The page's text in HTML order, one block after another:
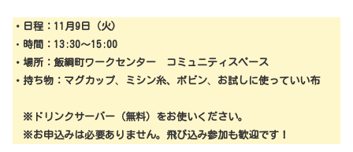
・日程：11月9日（火)
・ 時間：13:30～15:00
・場所：飯綱町ワークセンター コミュニティスペース
・持ち物：マグカップ、 ミシン糸、ボビン、 お試しに使っていい布
※ドリンクサーバー（無料）をお使いください。
※お申込みは必要ありません。飛び込み参加も歓迎です！